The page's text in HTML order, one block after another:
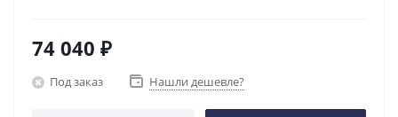
74 040 ₽
Под заказ Нашли дешевле?